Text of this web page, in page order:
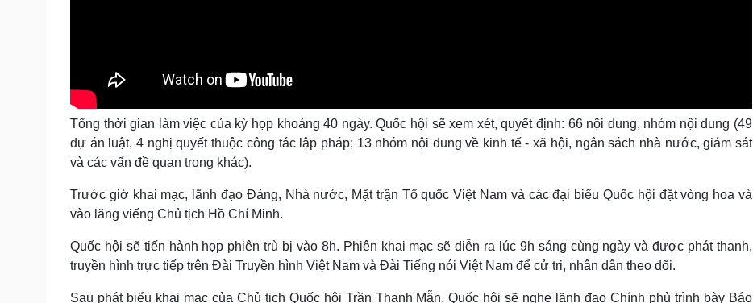
Tổng thời gian làm việc của kỳ họp khoảng 40 ngày. Quốc hội sẽ xem xét, quyết định: 66 nội dung, nhóm nội dung (49
dự án luật, 4 nghị quyết thuộc công tác lập pháp; 13 nhóm nội dung về kinh tế - xã hội, ngân sách nhà nước, giám sát
và các vấn đề quan trọng khác).
Trước giờ khai mạc, lãnh đạo Đảng, Nhà nước, Mặt trận Tổ quốc Việt Nam và các đại biểu Quốc hội đặt vòng hoa và
vào lăng viếng Chủ tịch Hồ Chí Minh.
Quốc hội sẽ tiến hành họp phiên trù bị vào 8h. Phiên khai mạc sẽ diễn ra lúc 9h sáng cùng ngày và được phát thanh,
truyền hình trực tiếp trên Đài Truyền hình Việt Nam và Đài Tiếng nói Việt Nam để cử tri, nhân dân theo dõi.
Sau phát biểu khai mạc của Chủ tịch Quốc hội Trần Thanh Mẫn, Quốc hội sẽ nghe lãnh đạo Chính phủ trình bày Báo